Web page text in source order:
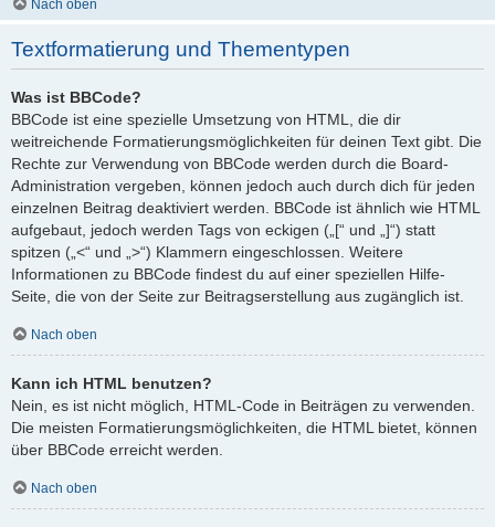
Nach oben
Textformatierung und Thementypen
Was ist BBCode?
BBCode ist eine spezielle Umsetzung von HTML, die dir
weitreichende Formatierungsmöglichkeiten für deinen Text gibt. Die
Rechte zur Verwendung von BBCode werden durch die Board-
Administration vergeben, können jedoch auch durch dich für jeden
einzelnen Beitrag deaktiviert werden. BBCode ist ähnlich wie HTML
aufgebaut, jedoch werden Tags von eckigen („[“ und „]“) statt
spitzen („<“ und „>“) Klammern eingeschlossen. Weitere
Informationen zu BBCode findest du auf einer speziellen Hilfe-
Seite, die von der Seite zur Beitragserstellung aus zugänglich ist.
Nach oben
Kann ich HTML benutzen?
Nein, es ist nicht möglich, HTML-Code in Beiträgen zu verwenden.
Die meisten Formatierungsmöglichkeiten, die HTML bietet, können
über BBCode erreicht werden.
Nach oben